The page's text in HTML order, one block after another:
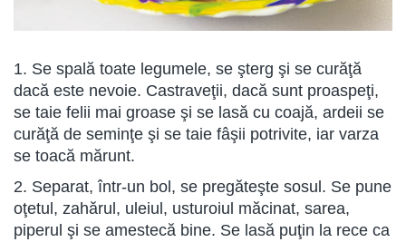
1. Se spală toate legumele, se şterg şi se curăţă
dacă este nevoie. Castraveţii, dacă sunt proaspeţi,
se taie felii mai groase şi se lasă cu coajă, ardeii se
curăţă de seminţe şi se taie fâşii potrivite, iar varza
se toacă mărunt.
2. Separat, într-un bol, se pregăteşte sosul. Se pune
oţetul, zahărul, uleiul, usturoiul măcinat, sarea,
piperul şi se amestecă bine. Se lasă puţin la rece ca